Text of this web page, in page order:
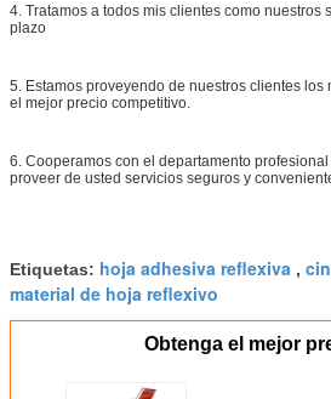
4. Tratamos a todos mis clientes como nuestros
plazo
5. Estamos proveyendo de nuestros clientes
el mejor precio competitivo.
6. Cooperamos con el departamento
proveer de usted servicios seguros y
Etiquetas: hoja adhesiva reflexiva ,
material de hoja reflexivo
Obtenga el mejor